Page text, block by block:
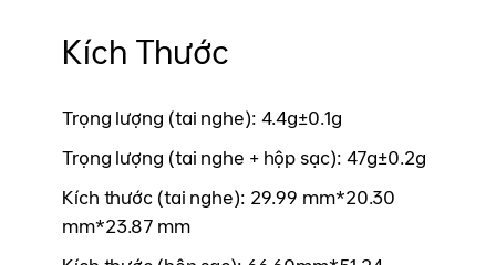
Kích Thước
Trọng lượng (tai nghe): 4.4g±0.1g
Trọng lượng (tai nghe + hộp sạc): 47g±0.2g
Kích thước (tai nghe): 29.99 mm*20.30
mm*23.87 mm